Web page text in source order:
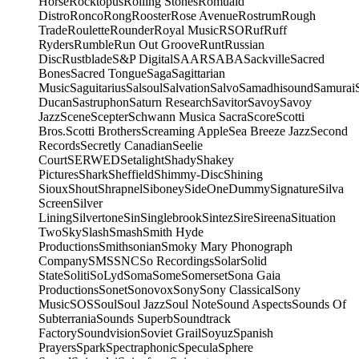
DistroRoncoRongRoosterRose AvenueRostrumRough
TradeRouletteRounderRoyal MusicRSORufRuff
RydersRumbleRun Out GrooveRuntRussian
DiscRustbladeS&P DigitalSAARSABASackvilleSacred
BonesSacred TongueSagaSagittarian
MusicSaguitariusSalsoulSalvationSalvoSamadhisoundSamurai
DucanSastruphonSaturn ResearchSavitorSavoySavoy
JazzSceneScepterSchwann Musica SacraScoreScotti
Bros.Scotti BrothersScreaming AppleSea Breeze JazzSecond
RecordsSecretly CanadianSeelie
CourtSERWEDSetalightShadyShakey
PicturesSharkSheffieldShimmy-DiscShining
SiouxShoutShrapnelSiboneySideOneDummySignatureSilva
ScreenSilver
LiningSilvertoneSinSinglebrookSintezSireSireenaSituation
TwoSkySlashSmashSmith Hyde
ProductionsSmithsonianSmoky Mary Phonograph
CompanySMSSNCSo RecordingsSolarSolid
StateSolitiSoLydSomaSomeSomersetSona Gaia
ProductionsSonetSonovoxSonySony ClassicalSony
MusicSOSSoulSoul JazzSoul NoteSound AspectsSounds Of
SubterraniaSounds SuperbSoundtrack
FactorySoundvisionSoviet GrailSoyuzSpanish
PrayersSparkSpectraphonicSpeculaSphere